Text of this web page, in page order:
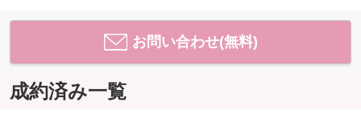
お問い合わせ(無料)
成約済み一覧